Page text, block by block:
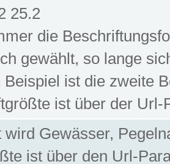
25.2
die
gewählt, so lange
Beispiel ist die zweite
ist über der
wird Gewässer,
ist über den Url-